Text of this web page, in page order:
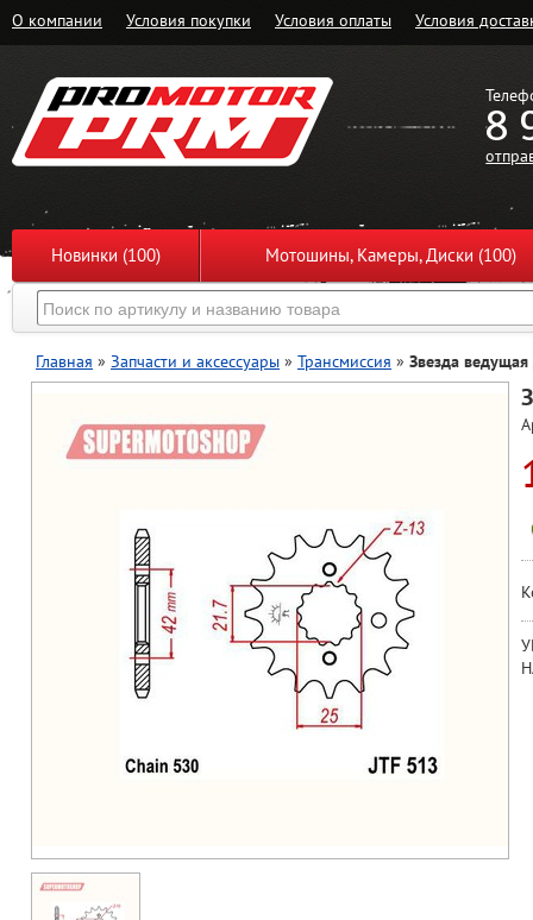
О компании Условия покупки Условия оплаты Условия
8
Новинки (100) Мотошины, Камеры, Диски (100)
Главная » Запчасти и аксессуары » Трансмиссия » Звезда